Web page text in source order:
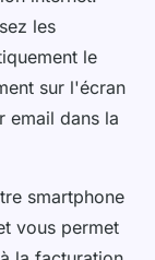
les
le
sur l'écran
email dans la
smartphone
vous permet